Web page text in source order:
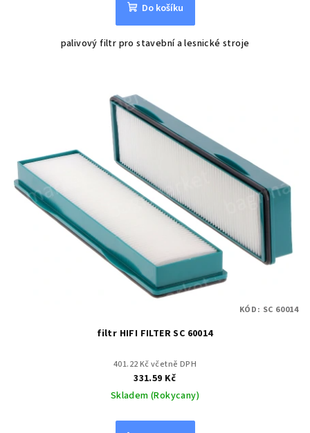
Do košíku
palivový filtr pro stavební a lesnické stroje
filtr HIFI FILTER SC 60014
401.22 Kč včetně DPH
331.59 Kč
Skladem (Rokycany)
KÓD: SC 60014